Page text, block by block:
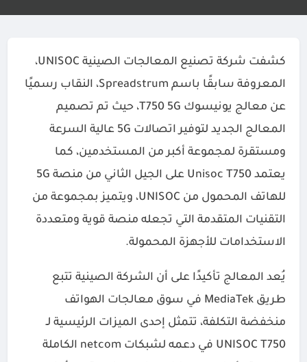
كشفت شركة تصنيع المعالجات الصينية UNISOC،
المعروفة سابقًا باسم Spreadstrum، النقاب رسميًا
عن معالج يونيسوك T750 5G، حيث تم تصميم
المعالج الجديد لتوفير اتصالات 5G عالية السرعة
ومستقرة لمجموعة أكبر من المستخدمين، كما
يعتمد Unisoc T750 على الجيل الثاني من منصة 5G
للهاتف المحمول من UNISOC، ويتميز بمجموعة من
التقنيات المتقدمة التي تجعله منصة قوية ومتعددة
الاستخدامات للأجهزة المحمولة.
يُعد المعالج تأكيدًا على أن الشركة الصينية تتبع
طريق MediaTek في سوق معالجات الهواتف
منخفضة التكلفة، تتمثل إحدى الميزات الرئيسية لـ
UNISOC T750 في دعمه لشبكات netcom الكاملة